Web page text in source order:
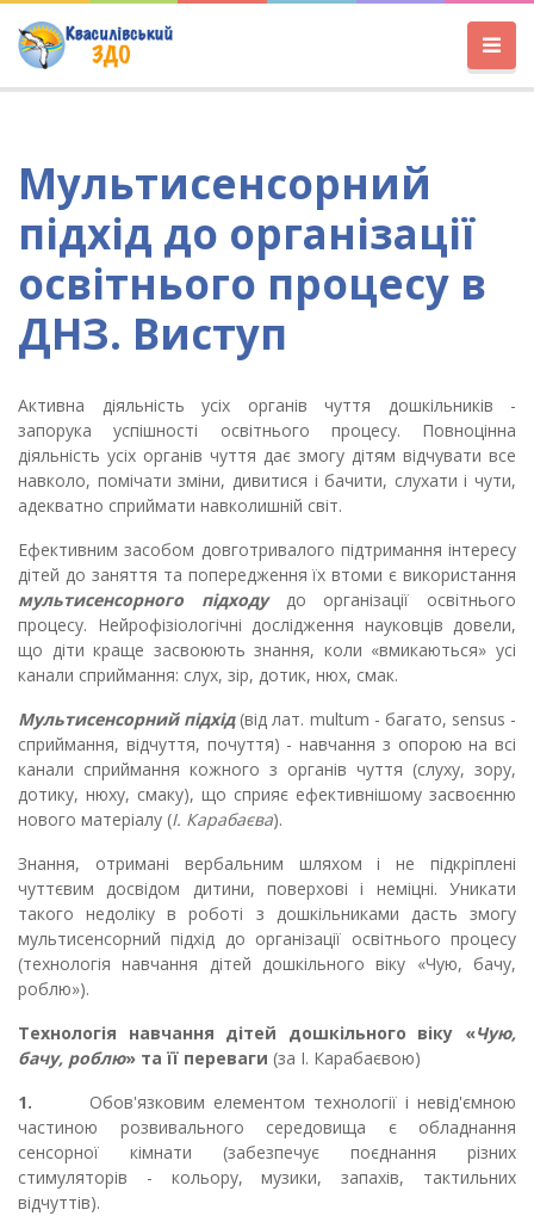
Мультисенсорний
підхід до організації
освітнього процесу в
ДНЗ. Виступ
Активна діяльність усіх органів чуття дошкільників -
запорука успішності освітнього процесу. Повноцінна
діяльність усіх органів чуття дає змогу дітям відчувати все
навколо, помічати зміни, дивитися і бачити, слухати і чути,
адекватно сприймати навколишній світ.
Ефективним засобом довготривалого підтримання інтересу
дітей до заняття та попередження їх втоми є використання
мультисенсорного підходудо організації освітнього
процесу. Нейрофізіологічні дослідження науковців довели,
що діти краще засвоюють знання, коли «вмикаються» усі
канали сприймання: слух, зір, дотик, нюх, смак.
Мультисенсорний підхід(від лат. multum - багато, sensus -
сприймання, відчуття, почуття) - навчання з опорою на всі
канали сприймання кожного з органів чуття (слуху, зору,
дотику, нюху, смаку), що сприяє ефективнішому засвоєнню
нового матеріалу (І. Карабаєва).
Знання, отримані вербальним шляхом і не підкріплені
чуттєвим досвідом дитини, поверхові і неміцні. Уникати
такого недоліку в роботі з дошкільниками дасть змогу
мультисенсорний підхід до організації освітнього процесу
(технологія навчання дітей дошкільного віку «Чую, бачу,
роблю»).
Технологія навчання дітей дошкільного віку «Чую,
бачу, роблю» та її переваги (за І. Карабаєвою)
1. Обов'язковим елементом технології і невід'ємною
частиною розвивального середовища є обладнання
сенсорної кімнати (забезпечує поєднання різних
стимуляторів - кольору, музики, запахів, тактильних
відчуттів).